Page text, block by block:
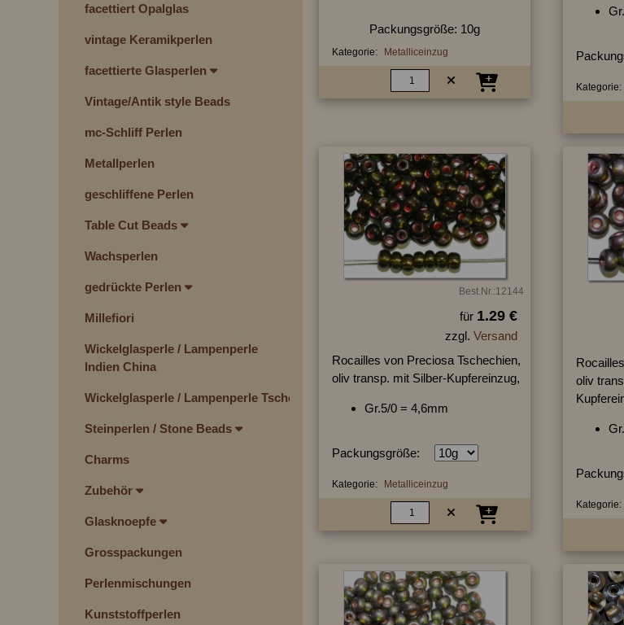
facettiert Opalglas
vintage Keramikperlen
facettierte Glasperlen
Vintage/Antik style Beads
mc-Schliff Perlen
Metallperlen
geschliffene Perlen
Table Cut Beads
Wachsperlen
gedrückte Perlen
Millefiori
Wickelglasperle / Lampenperle
Indien China
Wickelglasperle / Lampenperle Tschechien
Steinperlen / Stone Beads
Charms
Zubehör
Glasknoepfe
Grosspackungen
Perlenmischungen
Kunststoffperlen
Packungsgröße: 10g
Kategorie: Metalliceinzug
Kategorie:
Best.Nr.:12144
für 1.29 €
zzgl. Versand
Rocailles von Preciosa Tschechien,
oliv transp. mit Silber-Kupfereinzug,
Gr.5/0 = 4,6mm
Packungsgröße:
Kategorie: Metalliceinzug
oliv
Kategorie: